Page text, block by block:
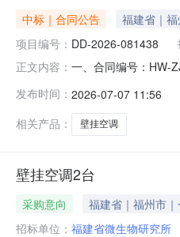
中标｜合同公告 福建省｜
项目编号： DD-2026-081438
正文内容： 一、合同编号：HW-
晋安区国货东路邦辉
发布时间： 2026-07-07 11:56
相关产品：
壁挂空调
壁挂空调2台
采购意向 福建省｜福州市
招标单位： 福建省微生物研究所